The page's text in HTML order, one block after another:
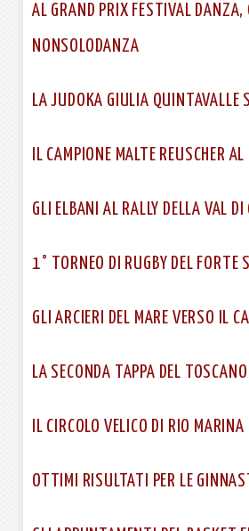
AL GRAND PRIX FESTIVAL
NONSOLODANZA
LA JUDOKA GIULIA
IL CAMPIONE MALTE REUSCHER
GLI ELBANI AL RALLY DELLA VAL
1° TORNEO DI RUGBY DEL FORTE
GLI ARCIERI DEL MARE VERSO IL
LA SECONDA TAPPA DEL
IL CIRCOLO VELICO DI RIO
OTTIMI RISULTATI PER LE